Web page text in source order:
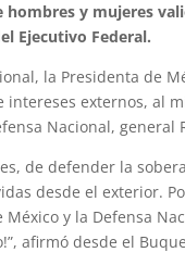
hombres y mujeres
Ejecutivo Federal.
la Presidenta de
externos, al
Nacional,
de defender la
desde el exterior.
y la Defensa
afirmó desde el